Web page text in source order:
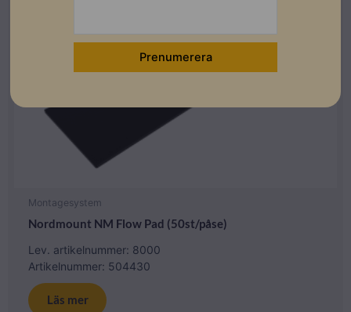
Montagesystem
Nordmount NM Flow Pad (50st/påse)
Lev. artikelnummer: 8000
Artikelnummer: 504430
Läs mer